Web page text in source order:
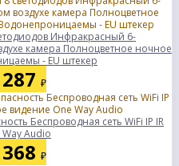
Инфракрасный 6-
камера Полноцветное ночное
- EU штекер
₽
Беспроводная сеть WiFi IP IR
Audio
₽